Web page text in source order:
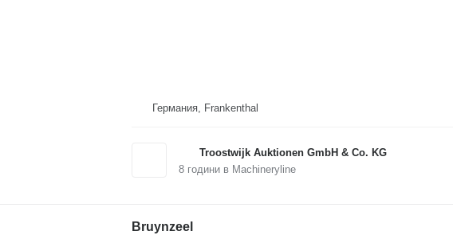
Германия, Frankenthal
Troostwijk Auktionen GmbH & Co. KG
8години в Machineryline
Bruynzeel